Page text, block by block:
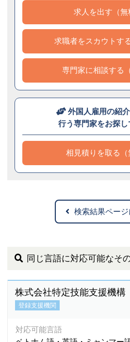
求人を出す（無
求職者をスカウトす
専門家に相談する
外国人雇用の紹
行う専門家をお探し
相見積りを取る（
検索結果ページ
同じ言語に対応可能なそ
株式会社特定技能支援機構
登録支援機関
対応可能言語